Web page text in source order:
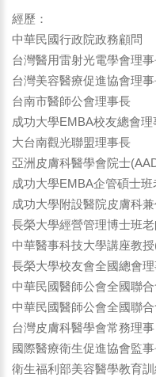
經歷：
中華民國行政院政務顧問
台灣醫用雷射光電學會理
台灣美容醫療促進協會理
台南市醫師公會理事長
成功大學EMBA校友總會理
大台南觀光聯盟理事長
亞洲皮膚科醫學會院士
成功大學EMBA企管碩士
成功大學附設醫院皮膚科
長榮大學經營管理博士班
中華醫事科技大學講座教
長榮大學校友會全國總會
中華民國醫師公會全國聯
中華民國醫師公會全國聯
台灣皮膚科醫學會常務理事
國際醫療衛生促進協會監
衛生福利部美容醫學教育訓